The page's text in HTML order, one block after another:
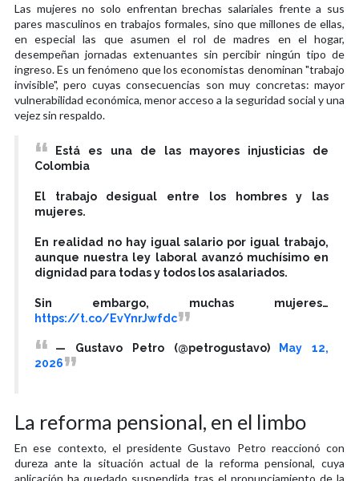
Las mujeres no solo enfrentan brechas salariales frente a sus
pares masculinos en trabajos formales, sino que millones de ellas,
en especial las que asumen el rol de madres en el hogar,
desempeñan jornadas extenuantes sin percibir ningún tipo de
ingreso. Es un fenómeno que los economistas denominan "trabajo
invisible", pero cuyas consecuencias son muy concretas: mayor
vulnerabilidad económica, menor acceso a la seguridad social y una
vejez sin respaldo.
Está es una de las mayores injusticias de
Colombia
El trabajo desigual entre los hombres y las
mujeres.
En realidad no hay igual salario por igual trabajo,
aunque nuestra ley laboral avanzó muchísimo en
dignidad para todas y todos los asalariados.
Sin embargo, muchas mujeres…
https://t.co/EvYnrJwfdc
— Gustavo Petro (@petrogustavo)
May 12,
2026
La reforma pensional, en el limbo
En ese contexto, el presidente Gustavo Petro reaccionó con
dureza ante la situación actual de la reforma pensional, cuya
aplicación ha quedado suspendida tras el pronunciamiento de la